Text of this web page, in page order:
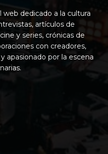
dedicado a la cultura
artículos de
y series, crónicas de
con creadores,
apasionado por la escena